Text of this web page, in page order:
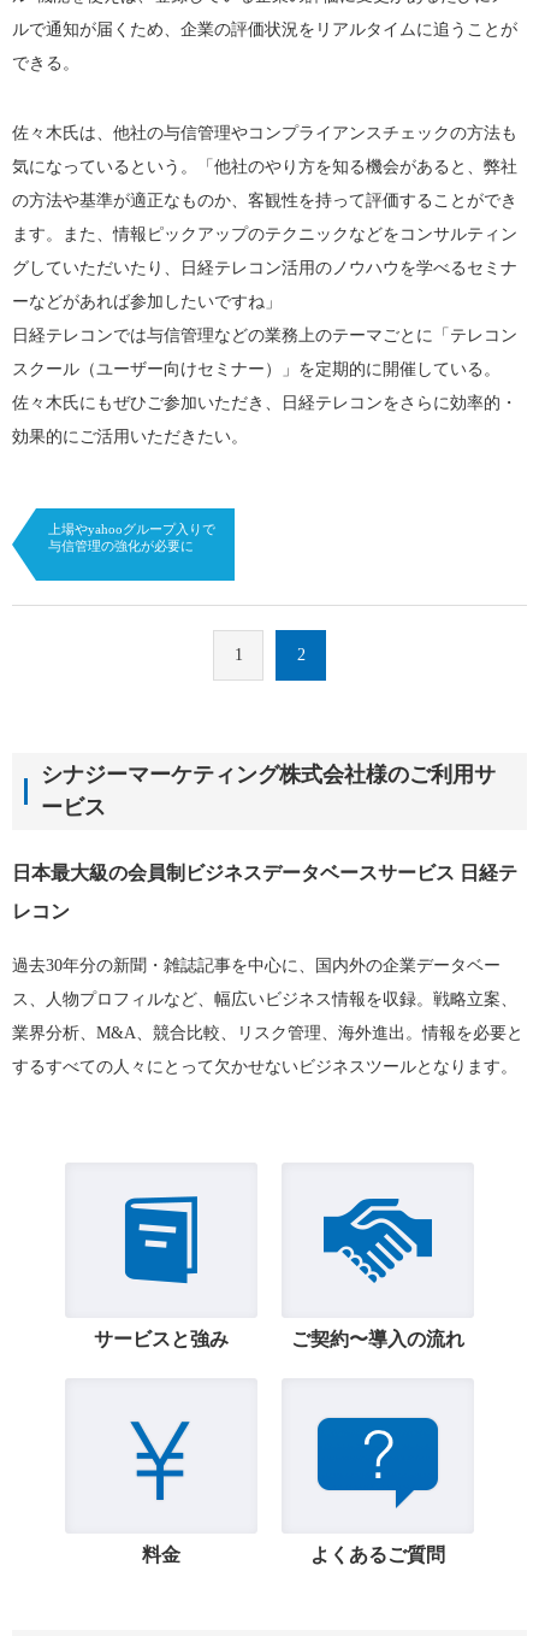
ルで通知が届くため、企業の評価状況をリアルタイムに追うことが
できる。
佐々木氏は、他社の与信管理やコンプライアンスチェックの方法も
気になっているという。「他社のやり方を知る機会があると、弊社
の方法や基準が適正なものか、客観性を持って評価することができ
ます。また、情報ピックアップのテクニックなどをコンサルティン
グしていただいたり、日経テレコン活用のノウハウを学べるセミナ
ーなどがあれば参加したいですね」
日経テレコンでは与信管理などの業務上のテーマごとに「テレコン
スクール（ユーザー向けセミナー）」を定期的に開催している。
佐々木氏にもぜひご参加いただき、日経テレコンをさらに効率的・
効果的にご活用いただきたい。
上場やyahooグループ入りで
与信管理の強化が必要に
1 2
シナジーマーケティング株式会社様のご利用サ
ービス
日本最大級の会員制ビジネスデータベースサービス 日経テ
レコン
過去30年分の新聞・雑誌記事を中心に、国内外の企業データベー
ス、人物プロフィルなど、幅広いビジネス情報を収録。戦略立案、
業界分析、M&A、競合比較、リスク管理、海外進出。情報を必要と
するすべての人々にとって欠かせないビジネスツールとなります。
サービスと強み ご契約〜導入の流れ
料金 よくあるご質問